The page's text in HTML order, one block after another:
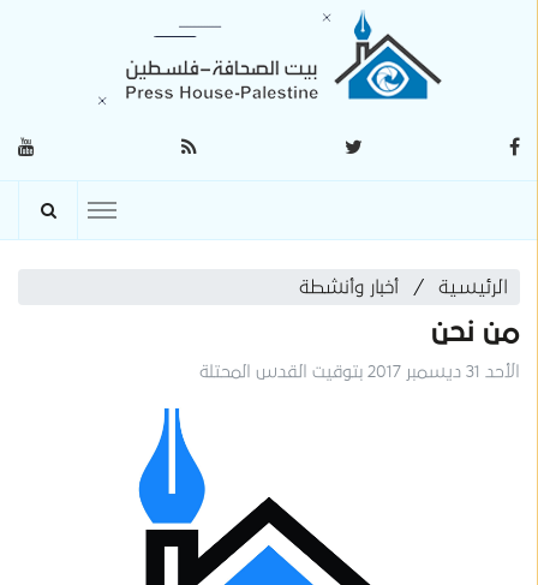
الرئيسية أخبار وأنشطة
من نحن
الأحد 31 ديسمبر 2017 بتوقيت القدس المحتلة